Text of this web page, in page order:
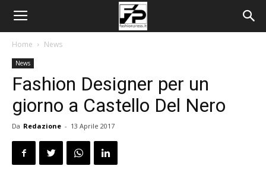
Home News
News
Fashion Designer per un
giorno a Castello Del Nero
Da Redazione - 13 Aprile 2017